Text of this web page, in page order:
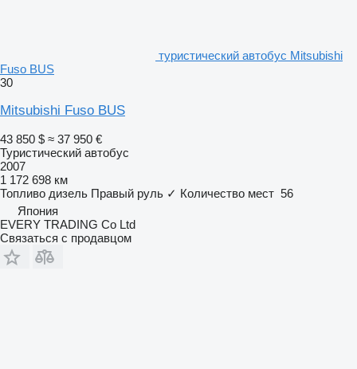
туристический автобус Mitsubishi
Fuso BUS
30
Mitsubishi Fuso BUS
43 850 $ ≈ 37 950 €
Туристический автобус
2007
1 172 698 км
Топливо дизель Правый руль ✓ Количество мест 56
Япония
EVERY TRADING Co Ltd
Связаться с продавцом